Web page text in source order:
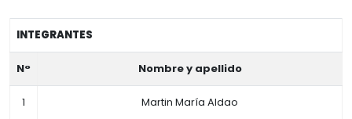
INTEGRANTES
N° Nombre y apellido
1 Martin María Aldao